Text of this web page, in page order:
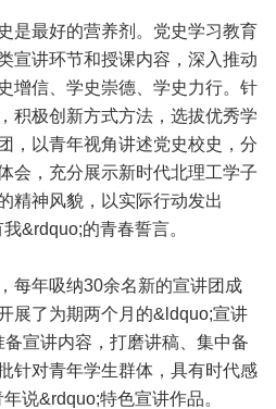
是最好的营养剂。党史学习教育
宣讲环节和授课内容，深入推动
增信、学史崇德、学史力行。针
积极创新方式方法，选拔优秀学
，以青年视角讲述党史校史，分
会，充分展示新时代北理工学子
精神风貌，以实际行动发出
&rdquo;的青春誓言。
每年吸纳30余名新的宣讲团成
展了为期两个月的&ldquo;宣讲
宣讲内容，打磨讲稿、集中备
针对青年学生群体，具有时代感
说&rdquo;特色宣讲作品。